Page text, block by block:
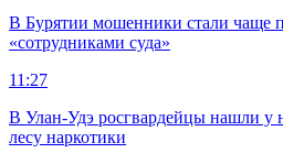
В Бурятии мошенники стали чаще
«сотрудниками суда»
11:27
В Улан-Удэ росгвардейцы нашли у
лесу наркотики